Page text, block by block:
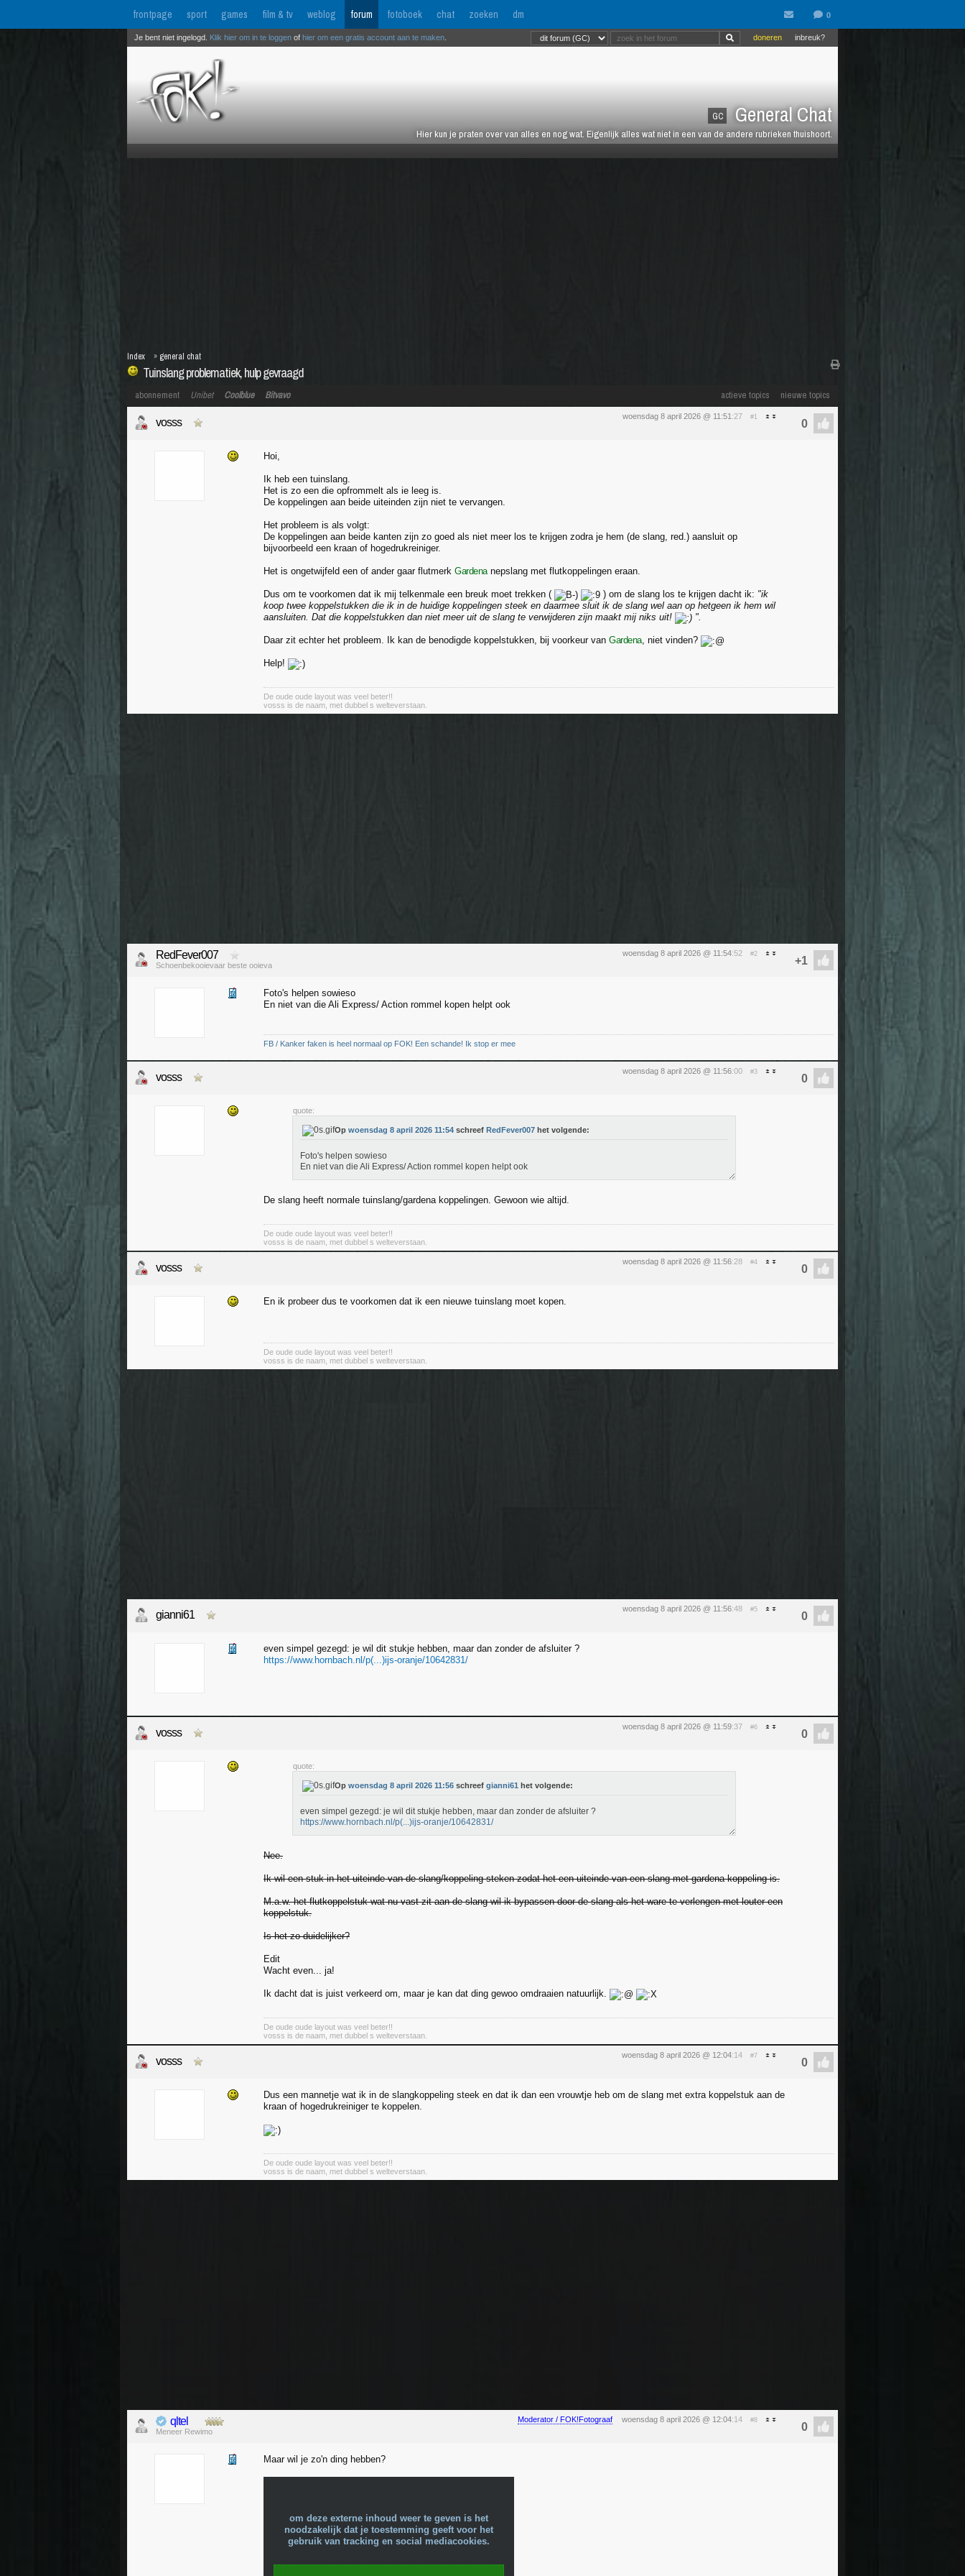
frontpage sport games film & tv weblog forum fotoboek chat zoeken dm
GC General Chat
Hier kun je praten over van alles en nog wat. Eigenlijk alles wat niet in een van de andere rubrieken thuishoort.
inbreuk?
doneren
Je bent niet ingelogd. Klik hier om in te loggen of hier om een gratis account aan te maken
Tuinslang problematiek, hulp gevraagd
Index » general chat
actieve topics nieuwe topics
abonnement Unibet Coolblue Bitvavo
woensdag 8 april 2026 @ 11:51 :27 #1
vosss
Hoi,
Ik heb een tuinslang.
Het is zo een die opfrommelt als ie leeg is.
De koppelingen aan beide uiteinden zijn niet te vervangen.
Het probleem is als volgt:
De koppelingen aan beide kanten zijn zo goed als niet meer los te krijgen zodra je hem (de slang, red.) aansluit op
bijvoorbeeld een kraan of hogedrukreiniger.
Het is ongetwijfeld een of ander gaar flutmerk Gardenanepslang met flutkoppelingen eraan.
Dus om te voorkomen dat ik mij telkenmale een breuk moet trekken ( ) om de slang los te krijgen dacht ik: "ik
koop twee koppelstukken die ik in de huidige koppelingen steek en daarmee sluit ik de slang wel aan op hetgeen ik hem wil
aansluiten. Dat die koppelstukken dan niet meer uit de slang te verwijderen zijn maakt mij niks uit!
".
Daar zit echter het probleem. Ik kan de benodigde koppelstukken, bij voorkeur van Gardena, niet vinden?
Help!
De oude oude layout was veel beter!!
vosss is de naam, met dubbel s welteverstaan.
woensdag 8 april 2026 @ 11:54:52 #2
RedFever007
Schoenbekooievaar beste ooieva
Foto's helpen sowieso
En niet van die Ali Express/ Action rommel kopen helpt ook
FB / Kanker faken is heel normaal op FOK! Een schande! Ik stop er mee
woensdag 8 april 2026 @ 11:56:00 #3
vosss
quote:
Op woensdag 8 april 2026 11:54 schreef RedFever007 het volgende:
Foto's helpen sowieso
En niet van die Ali Express/ Action rommel kopen helpt ook
De slang heeft normale tuinslang/gardena koppelingen. Gewoon wie altijd.
De oude oude layout was veel beter!!
vosss is de naam, met dubbel s welteverstaan.
woensdag 8 april 2026 @ 11:56:28 #4
vosss
En ik probeer dus te voorkomen dat ik een nieuwe tuinslang moet kopen.
De oude oude layout was veel beter!!
vosss is de naam, met dubbel s welteverstaan.
woensdag 8 april 2026 @ 11:56:48 #5
gianni61
even simpel gezegd: je wil dit stukje hebben, maar dan zonder de afsluiter ?
https://www.hornbach.nl/p(...)ijs-oranje/10642831/
woensdag 8 april 2026 @ 11:59:37 #6
vosss
quote:
Op woensdag 8 april 2026 11:56 schreef gianni61 het volgende:
even simpel gezegd: je wil dit stukje hebben, maar dan zonder de afsluiter ?
https://www.hornbach.nl/p(...)ijs-oranje/10642831/
Nee.
Ik wil een stuk in het uiteinde van de slang/koppeling steken zodat het een uiteinde van een slang met gardena koppeling is.
M.a.w. het flutkoppelstuk wat nu vast zit aan de slang wil ik bypassen door de slang als het ware te verlengen met louter een
koppelstuk.
Is het zo duidelijker?
Edit
Wacht even... ja!
Ik dacht dat is juist verkeerd om, maar je kan dat ding gewoo omdraaien natuurlijk.
De oude oude layout was veel beter!!
vosss is de naam, met dubbel s welteverstaan.
woensdag 8 april 2026 @ 12:04:14 #7
vosss
Dus een mannetje wat ik in de slangkoppeling steek en dat ik dan een vrouwtje heb om de slang met extra koppelstuk aan de
kraan of hogedrukreiniger te koppelen.
De oude oude layout was veel beter!!
vosss is de naam, met dubbel s welteverstaan.
Moderator / FOK!Fotograaf woensdag 8 april 2026 @ 12:04:14 #8
qltel
Meneer Rewimo
Maar wil je zo'n ding hebben?
om deze externe inhoud weer te geven is het
noodzakelijk dat je toestemming geeft voor het
gebruik van tracking en social mediacookies.